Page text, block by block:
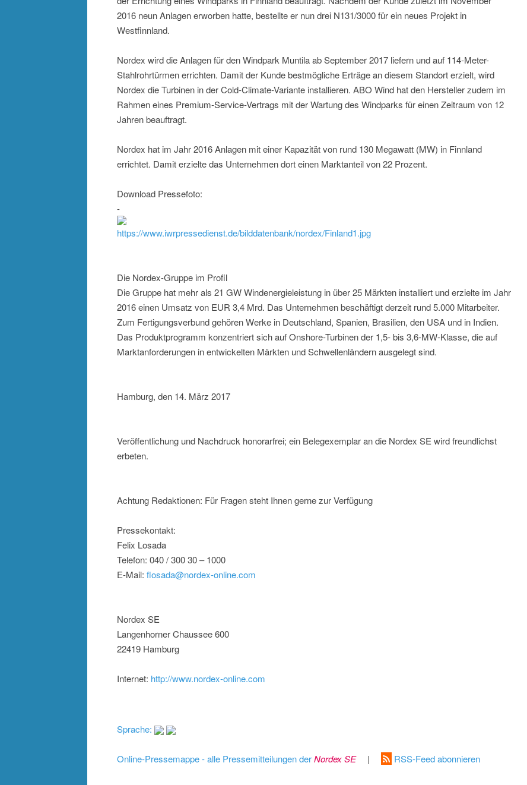
2016 neun Anlagen erworben hatte, bestellte er nun drei N131/3000 für ein neues Projekt in
Westfinnland.
Nordex wird die Anlagen für den Windpark Muntila ab September 2017 liefern und auf 114-Meter-
Stahlrohrtürmen errichten. Damit der Kunde bestmögliche Erträge an diesem Standort erzielt, wird
Nordex die Turbinen in der Cold-Climate-Variante installieren. ABO Wind hat den Hersteller zudem im
Rahmen eines Premium-Service-Vertrags mit der Wartung des Windparks für einen Zeitraum von 12
Jahren beauftragt.
Nordex hat im Jahr 2016 Anlagen mit einer Kapazität von rund 130 Megawatt (MW) in Finnland
errichtet. Damit erzielte das Unternehmen dort einen Marktanteil von 22 Prozent.
Download Pressefoto:
-
https://www.iwrpressedienst.de/bilddatenbank/nordex/Finland1.jpg
Die Nordex-Gruppe im Profil
Die Gruppe hat mehr als 21 GW Windenergieleistung in über 25 Märkten installiert und erzielte im Jahr
2016 einen Umsatz von EUR 3,4 Mrd. Das Unternehmen beschäftigt derzeit rund 5.000 Mitarbeiter.
Zum Fertigungsverbund gehören Werke in Deutschland, Spanien, Brasilien, den USA und in Indien.
Das Produktprogramm konzentriert sich auf Onshore-Turbinen der 1,5- bis 3,6-MW-Klasse, die auf
Marktanforderungen in entwickelten Märkten und Schwellenländern ausgelegt sind.
Hamburg, den 14. März 2017
Veröffentlichung und Nachdruck honorarfrei; ein Belegexemplar an die Nordex SE wird freundlichst
erbeten.
Achtung Redaktionen: Für Fragen steht Ihnen gerne zur Verfügung
Pressekontakt:
Felix Losada
Telefon: 040 / 300 30 – 1000
E-Mail: flosada@nordex-online.com
Nordex SE
Langenhorner Chaussee 600
22419 Hamburg
Internet: http://www.nordex-online.com
Sprache:
Online-Pressemappe - alle Pressemitteilungen derNordex SE | RSS-Feed abonnieren